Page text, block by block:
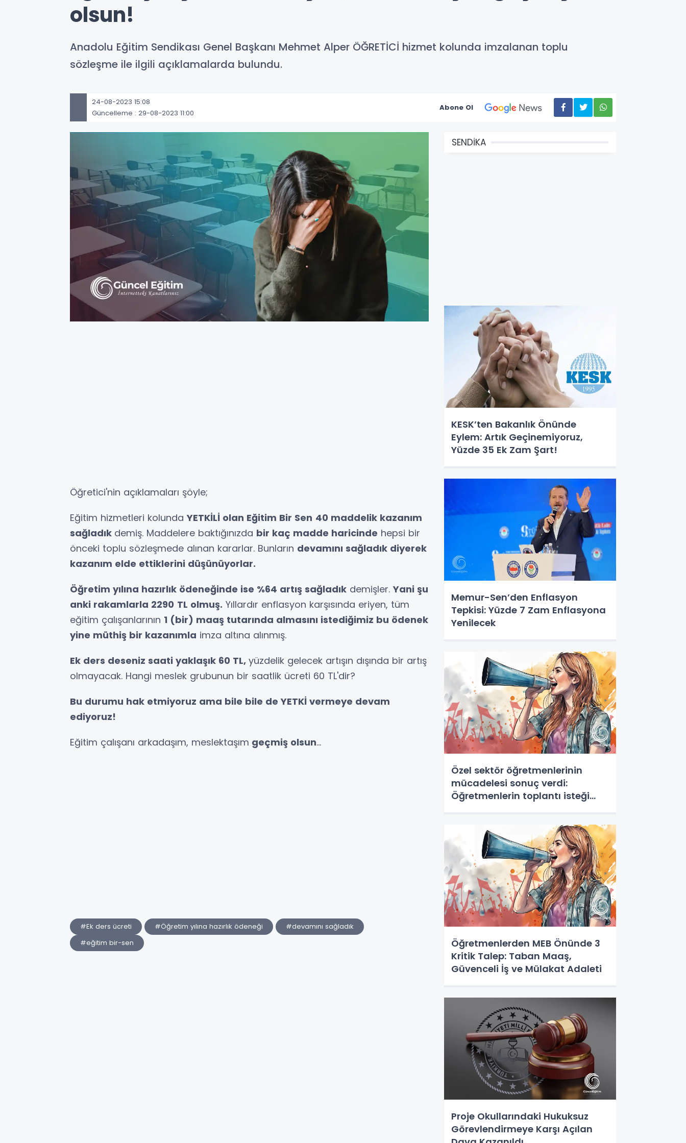
olsun!
Anadolu Eğitim Sendikası Genel Başkanı Mehmet Alper ÖĞRETİCİ hizmet kolunda imzalanan toplu
sözleşme ile ilgili açıklamalarda bulundu.
24-08-2023 15:08
Güncelleme : 29-08-2023 11:00
Abone Ol
Öğretici'nin açıklamaları şöyle;
Eğitim hizmetleri kolunda YETKİLİ olan Eğitim Bir Sen 40 maddelik kazanım
sağladık demiş. Maddelere baktığınızda bir kaç madde haricinde hepsi bir
önceki toplu sözleşmede alınan kararlar. Bunların devamını sağladık diyerek
kazanım elde ettiklerini düşünüyorlar.
Öğretim yılına hazırlık ödeneğinde ise %64 artış sağladık demişler. Yani şu
anki rakamlarla 2290 TL olmuş. Yıllardır enflasyon karşısında eriyen, tüm
eğitim çalışanlarının 1 (bir) maaş tutarında almasını istediğimiz bu ödenek
yine müthiş bir kazanımla imza altına alınmış.
Ek ders deseniz saati yaklaşık 60 TL, yüzdelik gelecek artışın dışında bir artış
olmayacak. Hangi meslek grubunun bir saatlik ücreti 60 TL'dir?
Bu durumu hak etmiyoruz ama bile bile de YETKİ vermeye devam
ediyoruz!
Eğitim çalışanı arkadaşım, meslektaşım geçmiş olsun...
#Ek ders ücreti #Öğretim yılına hazırlık ödeneği
#devamını sağladık
#eğitim bir-sen
SENDİKA
KESK’ten Bakanlık Önünde
Eylem: Artık Geçinemiyoruz,
Yüzde 35 Ek Zam Şart!
Memur-Sen’den Enflasyon
Tepkisi: Yüzde 7 Zam Enflasyona
Yenilecek
Özel sektör öğretmenlerinin
mücadelesi sonuç verdi:
Öğretmenlerin toplantı isteği
Öğretmenlerden MEB Önünde 3
Kritik Talep: Taban Maaş,
Güvenceli İş ve Mülakat Adaleti
Proje Okullarındaki Hukuksuz
Görevlendirmeye Karşı Açılan